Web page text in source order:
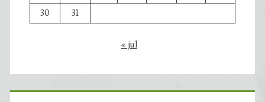
30
31
« jul